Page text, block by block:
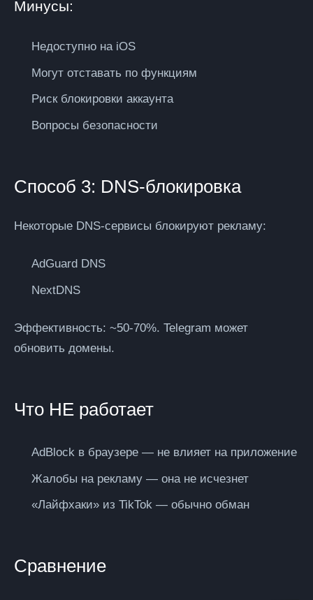
Минусы:
Недоступно на iOS
Могут отставать по функциям
Риск блокировки аккаунта
Вопросы безопасности
Способ 3: DNS-блокировка
Некоторые DNS-сервисы блокируют рекламу:
AdGuard DNS
NextDNS
Эффективность: ~50-70%. Telegram может
обновить домены.
Что НЕ работает
AdBlock в браузере — не влияет на приложение
Жалобы на рекламу — она не исчезнет
«Лайфхаки» из TikTok — обычно обман
Сравнение